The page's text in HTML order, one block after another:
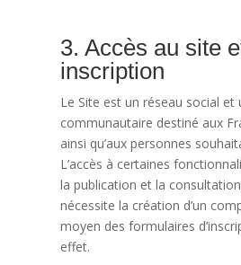
3. Accès au site
inscription
Le Site est un réseau social et
communautaire destiné aux
ainsi qu’aux personnes
L’accès à certaines
la publication et la consultation
nécessite la création d’un
moyen des formulaires
effet.